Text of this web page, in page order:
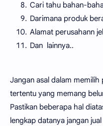
Cari tahu bahan-
Darimana produk
Alamat perusahann
Dan lainnya..
Jangan asal dalam
tertentu yang memang
Pastikan beberapa hal
lengkap datanya jangan